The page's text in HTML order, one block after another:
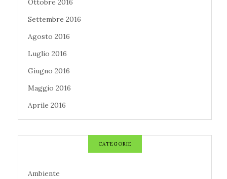
Ottobre 2016
Settembre 2016
Agosto 2016
Luglio 2016
Giugno 2016
Maggio 2016
Aprile 2016
CATEGORIE
Ambiente